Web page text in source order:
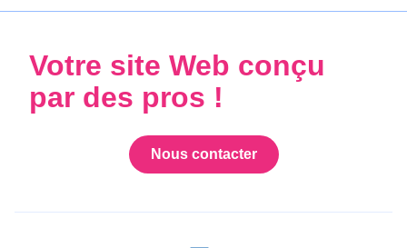
Votre site Web conçu
par des pros !
Nous contacter